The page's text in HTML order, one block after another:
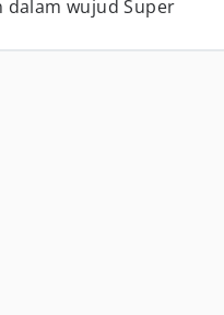
dalam wujud Super